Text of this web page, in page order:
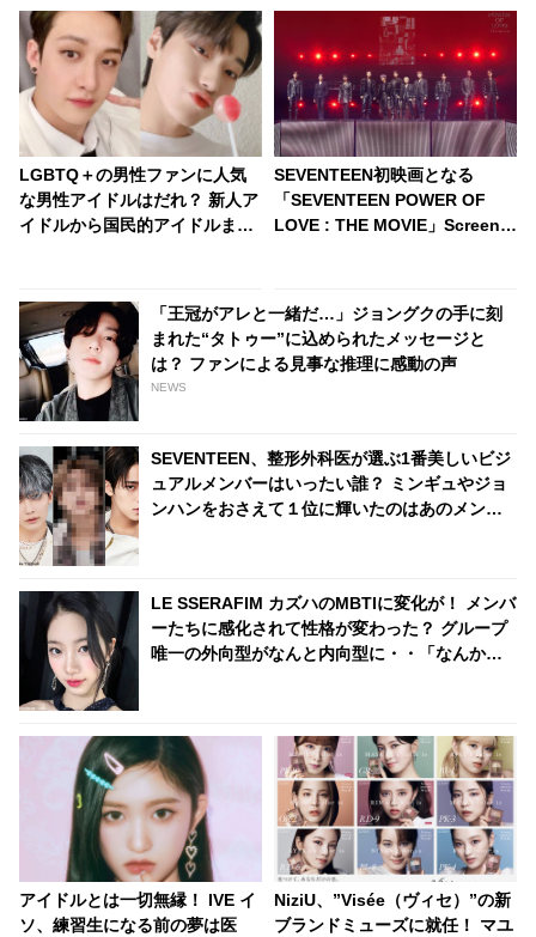
LGBTQ＋の男性ファンに人気
な男性アイドルはだれ？ 新人ア
イドルから国民的アイドルま
SEVENTEEN初映画となる
「SEVENTEEN POWER OF
LOVE : THE MOVIE」ScreenX
「Clap」から「Rock with
you」まで・・ 公開が待ちきれ
なくなる映像に注目
「王冠がアレと一緒だ…」ジョングクの手に刻
まれた“タトゥー”に込められたメッセージと
は？ ファンによる見事な推理に感動の声
NEWS
SEVENTEEN、整形外科医が選ぶ1番美しいビジ
ュアルメンバーはいったい誰？ ミンギュやジョ
ンハンをおさえて１位に輝いたのはあのメンバ
LE SSERAFIM カズハのMBTIに変化が！ メンバ
ーたちに感化されて性格が変わった？ グループ
唯一の外向型がなんと内向型に・・「なんか申
アイドルとは一切無縁！ IVE イ
ソ、練習生になる前の夢は医
NiziU、”Visée（ヴィセ）”の新
ブランドミューズに就任！ マユ